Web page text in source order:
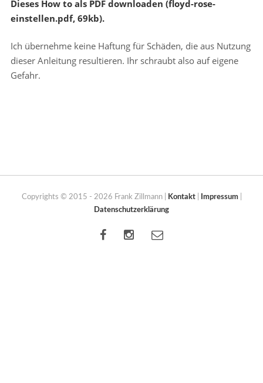
Dieses How to als PDF downloaden (floyd-rose-
einstellen.pdf, 69kb).
Ich übernehme keine Haftung für Schäden, die aus Nutzung
dieser Anleitung resultieren. Ihr schraubt also auf eigene
Gefahr.
Copyrights © 2015 - 2026 Frank Zillmann | Kontakt| Impressum|
Datenschutzerklärung